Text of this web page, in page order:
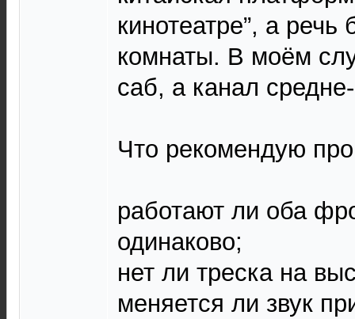
кинотеатре”, а речь
комнаты. В моём
саб, а канал
Что рекомендую
работают ли оба
одинаково;
нет ли треска на
меняется ли звук